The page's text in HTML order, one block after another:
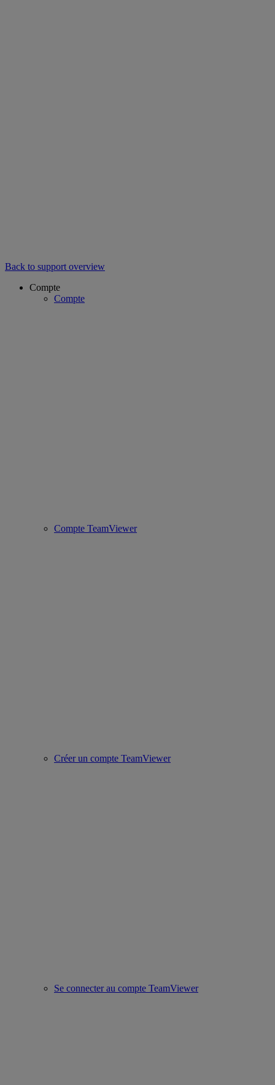
Back to support overview
Compte
Compte
Compte TeamViewer
Créer un compte TeamViewer
Se connecter au compte TeamViewer